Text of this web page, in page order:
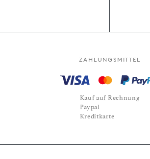
ZAHLUNGSMITTEL
Kauf auf Rechnung
Paypal
Kreditkarte